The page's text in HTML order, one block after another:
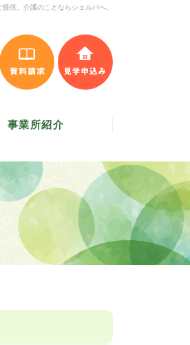
供。介護のことならシェルパへ。
5540
9:30～17:30／ 定休日 土・日・祝
お問い合わせ 資料請求
事業所紹介